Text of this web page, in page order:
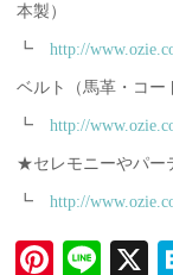
本製）
┗ http://
ベルト（馬革・コー
┗ http://
★セレモニーやパー
┗ http://
Pi Li